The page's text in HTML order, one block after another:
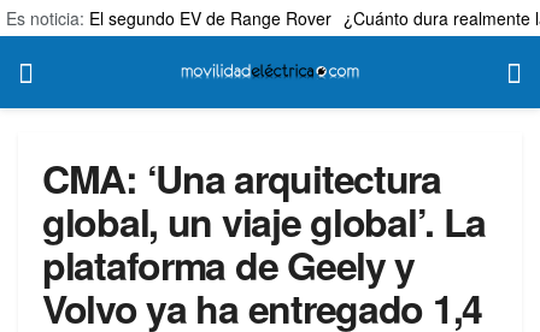
Es noticia: El segundo EV de Range Rover ¿Cuánto dura realmente
CMA: ‘Una arquitectura
global, un viaje global’. La
plataforma de Geely y
Volvo ya ha entregado 1,4